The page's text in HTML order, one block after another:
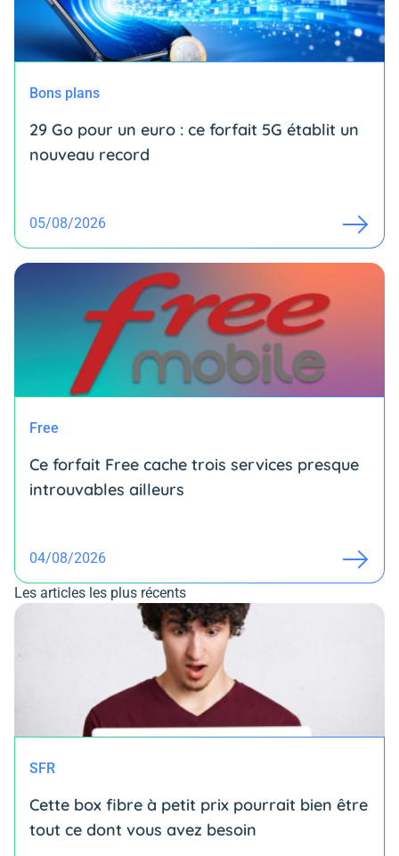
Bons plans
29 Go pour un euro : ce forfait 5G établit un
nouveau record
05/08/2026
Free
Ce forfait Free cache trois services presque
introuvables ailleurs
04/08/2026
Les articles les plus récents
SFR
Cette box fibre à petit prix pourrait bien être
tout ce dont vous avez besoin